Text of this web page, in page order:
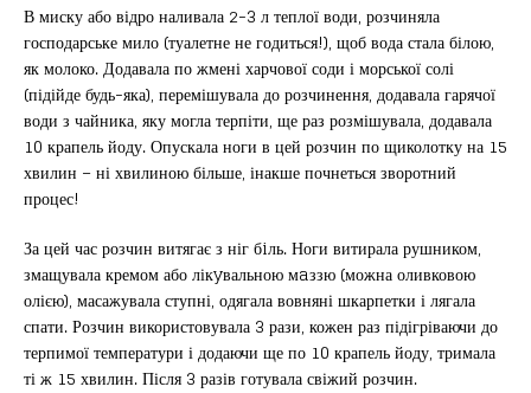
В миску або відро наливала 2-3 л теплої води, розчиняла
господарське мило (туалетне не годиться!), щоб вода стала білою,
як молоко. Додавала по жмені харчової соди і морської солі
(підійде будь-яка), перемішувала до розчинення, додавала гарячої
води з чайника, яку могла терпіти, ще раз розмішувала, додавала
10 крапель йоду. Опускала ноги в цей розчин по щиколотку на 15
хвилин – ні хвилиною більше, інакше почнеться зворотний
процес!
За цей час розчин витягає з ніг бiль. Ноги витирала рушником,
змащувала кремом або лікyвальною мaззю (можна оливковою
олією), масажувала ступні, одягала вовняні шкарпетки і лягала
спати. Розчин використовувала 3 рази, кожен раз підігріваючи до
терпимої температури і додаючи ще по 10 крапель йоду, тримала
ті ж 15 хвилин. Після 3 разів готувала свіжий розчин.